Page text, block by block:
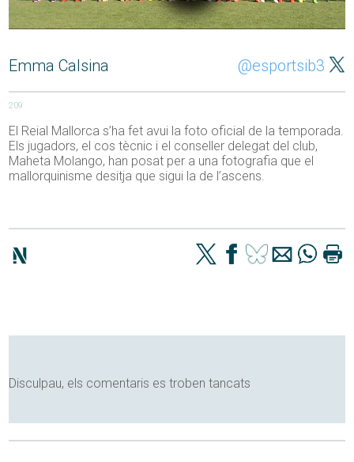
Emma Calsina @esportsib3
209
El Reial Mallorca s’ha fet avui la foto oficial de la temporada.
Els jugadors, el cos tècnic i el conseller delegat del club,
Maheta Molango, han posat per a una fotografia que el
mallorquinisme desitja que sigui la de l’ascens.
Disculpau, els comentaris es troben tancats